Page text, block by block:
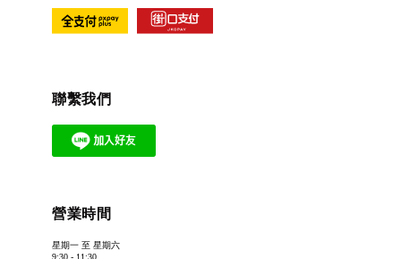
聯繫我們
營業時間
星期一 至 星期六
9:30 - 11:30